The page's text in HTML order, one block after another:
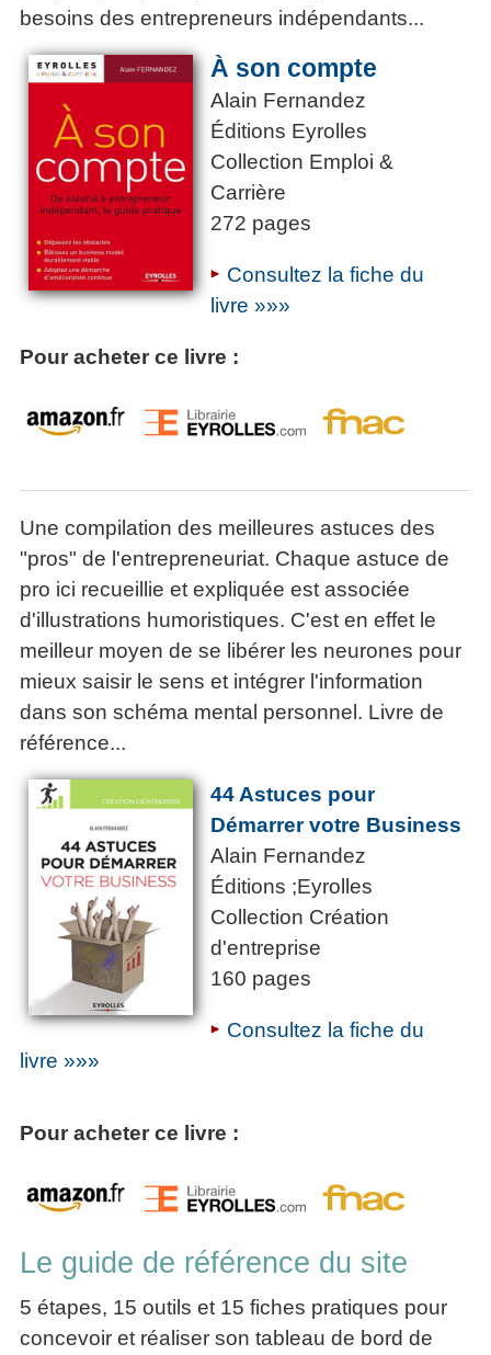
besoins des entrepreneurs indépendants...
À son compte
Alain Fernandez
Éditions Eyrolles
Collection Emploi &
Carrière
272 pages
Consultez la fiche du
livre »»»
Pour acheter ce livre :
Une compilation des meilleures astuces des
"pros" de l'entrepreneuriat. Chaque astuce de
pro ici recueillie et expliquée est associée
d'illustrations humoristiques. C'est en effet le
meilleur moyen de se libérer les neurones pour
mieux saisir le sens et intégrer l'information
dans son schéma mental personnel. Livre de
référence...
44 Astuces pour
Démarrer votre Business
Alain Fernandez
Éditions ;Eyrolles
Collection Création
d'entreprise
160 pages
Consultez la fiche du
livre »»»
Pour acheter ce livre :
Le guide de référence du site
5 étapes, 15 outils et 15 fiches pratiques pour
concevoir et réaliser son tableau de bord de